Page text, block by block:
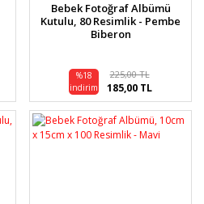
Bebek Fotoğraf Albümü
Kutulu, 80 Resimlik - Pembe
Biberon
%18
indirim
225,00 TL
185,00 TL